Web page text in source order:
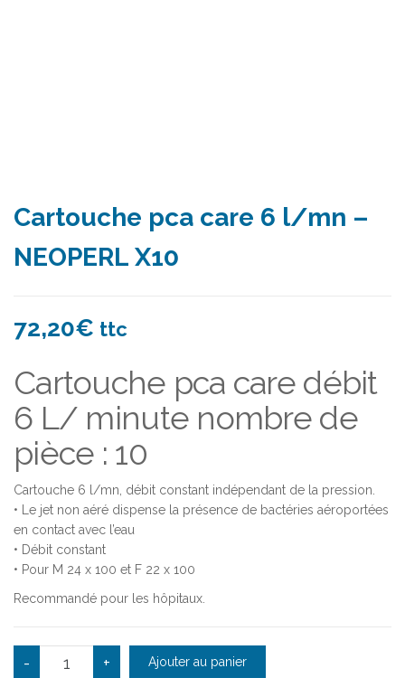
Cartouche pca care 6 l/mn –
NEOPERL X10
72,20€ ttc
Cartouche pca care débit
6 L/ minute nombre de
pièce : 10
Cartouche 6 l/mn, débit constant indépendant de la pression.
• Le jet non aéré dispense la présence de bactéries aéroportées
en contact avec l’eau
• Débit constant
• Pour M 24 x 100 et F 22 x 100
Recommandé pour les hôpitaux.
- quantité de Cartouche pca care 6 l/mn - NEOPERL X10
+ Ajouter au panier